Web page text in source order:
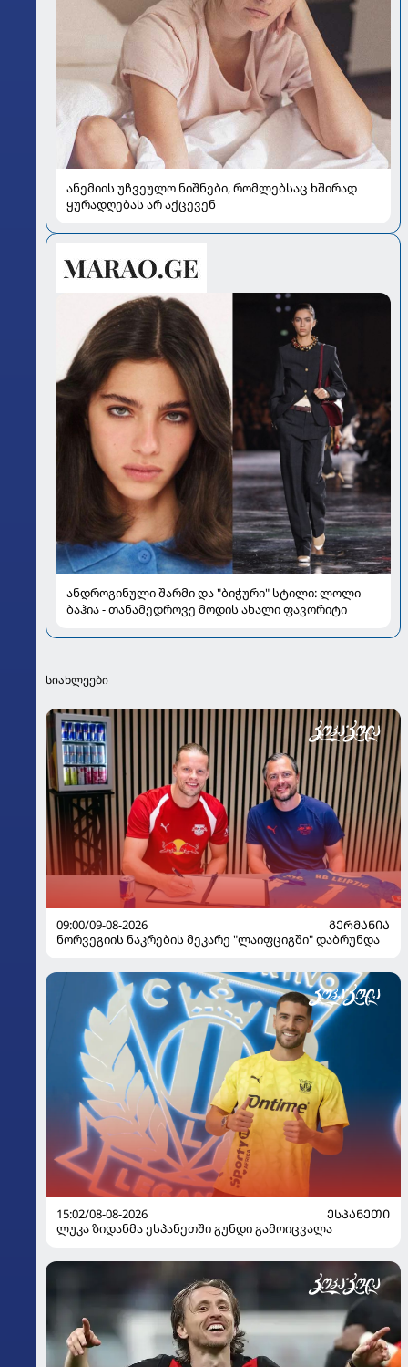
ანემიის უჩვეულო ნიშნები, რომლებსაც ხშირად
ყურადღებას არ აქცევენ
ანდროგინული შარმი და "ბიჭური" სტილი: ლოლი
ბაჰია - თანამედროვე მოდის ახალი ფავორიტი
სიახლეები
09:00/09-08-2026
ᲒᲔᲠᲛᲐᲜᲘᲐ
ნორვეგიის ნაკრების მეკარე "ლაიფციგში" დაბრუნდა
15:02/08-08-2026
ᲔᲡᲞᲐᲜᲔᲗᲘ
ლუკა ზიდანმა ესპანეთში გუნდი გამოიცვალა